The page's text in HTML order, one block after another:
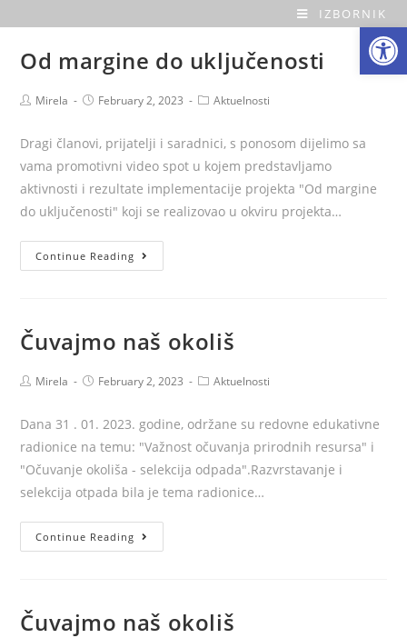
Open toolbar
to
content
O
a
z
a
H
m
IZBORNIK
Od margine do uključenosti
PostMirela
PostFebruary 2, 2023
PostAktuelnosti
Dragi članovi, prijatelji i saradnici, s ponosom dijelimo sa
vama promotivni video spot u kojem predstavljamo
aktivnosti i rezultate implementacije projekta "Od margine
do uključenosti" koji se realizovao u okviru projekta…
Continue Reading
margine
Čuvajmo naš okoliš
PostMirela
PostFebruary 2, 2023
PostAktuelnosti
Dana 31 . 01. 2023. godine, održane su redovne edukativne
radionice na temu: "Važnost očuvanja prirodnih resursa" i
"Očuvanje okoliša - selekcija odpada".Razvrstavanje i
selekcija otpada bila je tema radionice…
Continue Reading
naš
Čuvajmo naš okoliš